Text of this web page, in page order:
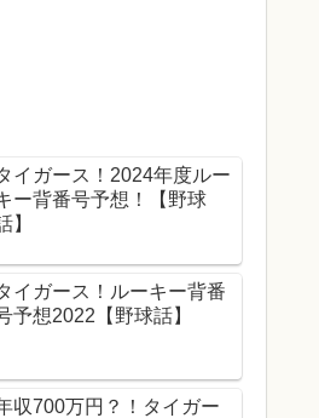
イガース！2024年度ルー
ー背番号予想！【野球
】
イガース！ルーキー背番
予想2022【野球話】
収700万円？！タイガー